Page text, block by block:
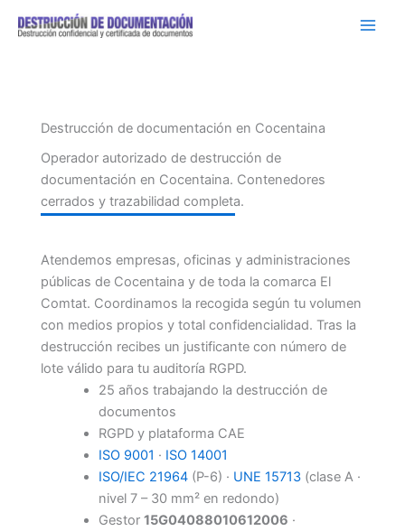
Destrucción de documentación en Cocentaina
Operador autorizado de destrucción de
documentación en Cocentaina. Contenedores
cerrados y trazabilidad completa.
Atendemos empresas, oficinas y administraciones
públicas de Cocentaina y de toda la comarca El
Comtat. Coordinamos la recogida según tu volumen
con medios propios y total confidencialidad. Tras la
destrucción recibes un justificante con número de
lote válido para tu auditoría RGPD.
25 años trabajando la destrucción de
documentos
RGPD y plataforma CAE
ISO 9001 · ISO 14001
ISO/IEC 21964(P-6) · UNE 15713(clase A ·
nivel 7 – 30 mm² en redondo)
Gestor 15G04088010612006 ·